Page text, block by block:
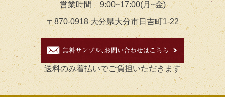
営業時間 9:00~17:00(月~金)
〒870-0918 大分県大分市日吉町1-22
送料のみ着払いでご負担いただきます